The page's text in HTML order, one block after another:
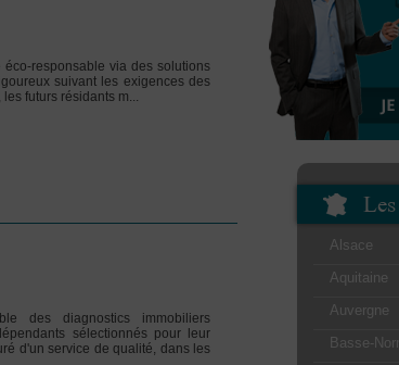
Alsace
Aquitaine
Auvergne
Basse-
responsable via des solutions
suivant les exigences des
futurs résidants m...
des diagnostics immobiliers
sélectionnés pour leur
d'un service de qualité, dans les